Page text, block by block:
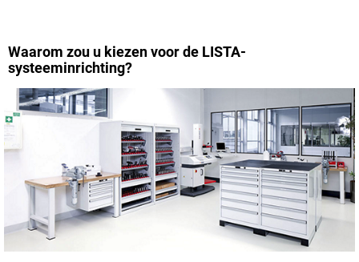
Waarom zou u kiezen voor de LISTA-
systeeminrichting?